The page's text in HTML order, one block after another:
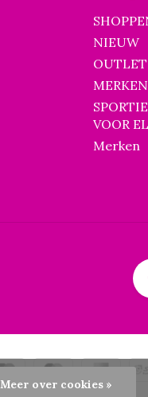
NIEUW
OUTLET
MERKEN
VOOR
Merken
Meer over cookies »